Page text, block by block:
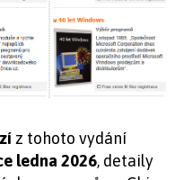
z tohoto vydání
ledna 2026, detaily